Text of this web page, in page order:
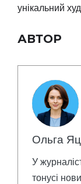
унікальний
АВТОР
Ольга
У
тонусі